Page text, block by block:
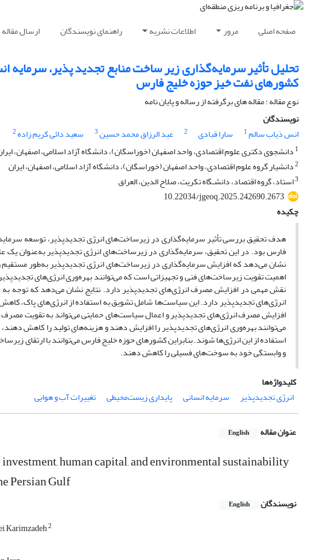
صفحه اصلی مرور اطلاعات نشریه راهنمای نویسندگان ارسال مقاله
تحلیل تأثیر سرمایه‌گذاری زیر ساخت منابع تجدید پذیر،
کشورهای نفت خیز حوزه خلیج فارس
نوع مقاله : مقاله های برگرفته از رساله و پایان نامه
نویسندگان
انس ذیاب سالم1 سارا قبادى 2 عبد الرزاق محمد حسین3 سعید دائی کریم زاده2
1دانشجوی دکتری علوم اقتصادی، واحد اصفهان (خوراسگان)، دانشگاه آزاد اسلامی، اصفهان،
2دانشیار گروه علوم اقتصادی، واحد اصفهان (خوراسگان)، دانشگاه آزاد اسلامی، اصفهان، ایران
3استاد، ﮔروه اقتصاد، دانشـﮕاه تکریت، صلاح الدین، العراق
10.22034/jgeoq.2025.242690.2673
چکیده
هدف تحقیق بررسی تأثیر سرمایه‌گذاری در زیرساخت‌های انرژی تجدیدپذیر، توسعه
فارس بود. در این تحقیق، سرمایه‌گذاری در زیرساخت‌های انرژی تجدیدپذیر به‌عنوان یک
نشان می‌دهد که افزایش سرمایه‌گذاری در زیرساخت‌های انرژی تجدیدپذیر به‌طور
اهمیت تقویت زیرساخت‌های فنی و تجهیزاتی است که می‌توانند بهره‌وری انرژی‌های
نقش مهمی در افزایش مصرف انرژی‌های تجدیدپذیر دارد. نتایج نشان می‌دهد که
انرژی‌های تجدیدپذیر دارد. این سیاست‌ها شامل تشویق به استفاده از انرژی‌های پاک،
افزایش مصرف انرژی‌های تجدیدپذیر و اعمال سیاست‌های حمایتی می‌تواند به تقویت
می‌توانند بهره‌وری انرژی‌های تجدیدپذیر را افزایش دهند و هزینه‌های تولید را کاهش
استفاده از این انرژی‌ها شوند. بنابراین کشورهای حوزه خلیج فارس می‌توانند با ارتقای
و وابستگی خود به سوخت‌های فسیلی را کاهش دهند.
کلیدواژه‌ها
انرژی تجدیدپذیر
سرمایه انسانی پایداری زیست‌محیطی تغییرات آب و هوایی
عنوان مقاله English
human capital, and environmental sustainability
Persian Gulf
نویسندگان English
Karimzadeh2